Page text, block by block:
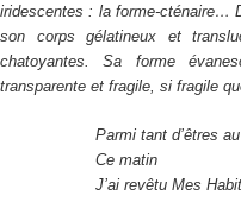
iridescentes : la forme-cténaire…
son corps gélatineux et
chatoyantes. Sa forme
transparente et fragile, si fragile
Parmi tant d’êtres
Ce matin
J’ai revêtu Mes